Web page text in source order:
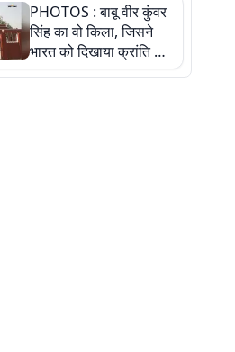
PHOTOS : बाबू वीर कुंवर
सिंह का वो किला, जिसने
भारत को दिखाया क्रांति का
रास्ता: तस्वीरों में देखिए